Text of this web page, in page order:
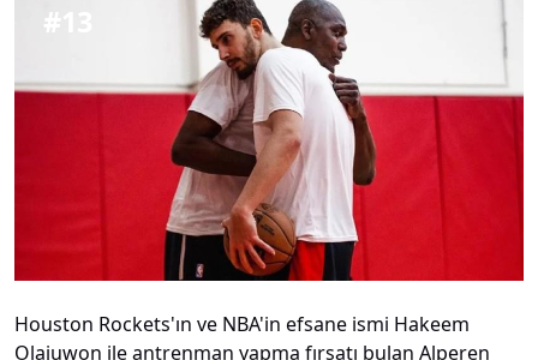
#
Houston Rockets'ın ve NBA'in efsane ismi Hakeem
Olajuwon ile antrenman yapma fırsatı bulan Alperen